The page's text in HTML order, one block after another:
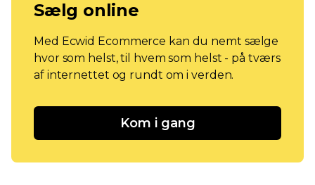
Sælg online
Med Ecwid Ecommerce kan du nemt sælge
hvor som helst, til hvem som helst - på tværs
af internettet og rundt om i verden.
Kom i gang